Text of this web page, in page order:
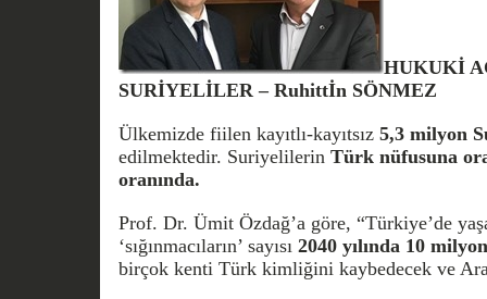
HUKUKİ
SURİYELİLER – Ruhittİn SÖNMEZ
Ülkemizde fiilen kayıtlı-kayıtsız 5,3 milyon
edilmektedir. Suriyelilerin Türk nüfusuna
oranında.
Prof. Dr. Ümit Özdağ’a göre, “Türkiye’de
‘sığınmacıların’ sayısı 2040 yılında 10
birçok kenti Türk kimliğini kaybedecek ve